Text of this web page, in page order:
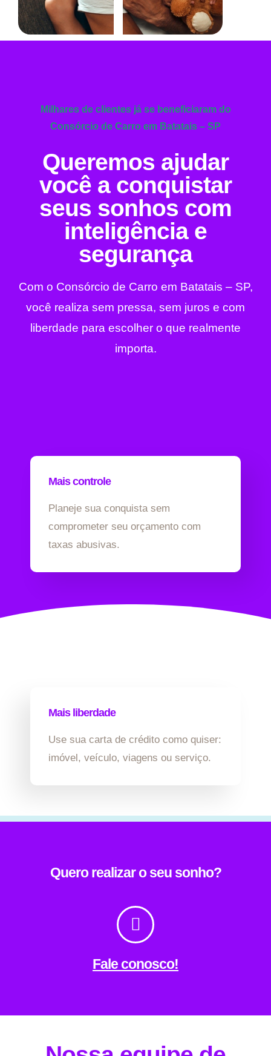
Milhares de clientes já se beneficiaram do
Consórcio de Carro em Batatais – SP
Queremos ajudar
você a conquistar
seus sonhos com
inteligência e
segurança
Com o Consórcio de Carro em Batatais – SP,
você realiza sem pressa, sem juros e com
liberdade para escolher o que realmente
importa.
Mais controle
Planeje sua conquista sem
comprometer seu orçamento com
taxas abusivas.
Mais liberdade
Use sua carta de crédito como quiser:
imóvel, veículo, viagens ou serviço.
Quero realizar o seu sonho?
Fale conosco!